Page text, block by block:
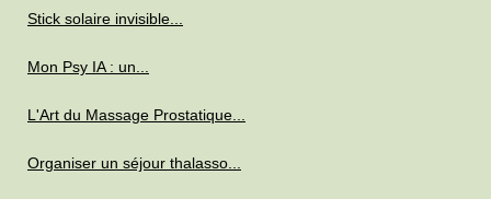
Stick solaire invisible...
Mon Psy IA : un...
L'Art du Massage Prostatique...
Organiser un séjour thalasso...